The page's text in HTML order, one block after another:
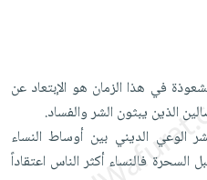
في هذا الزمان هو الإبتعاد عن
الذين يبثون الشر والفساد.
الوعي الديني بين أوساط النساء
فالنساء أكثر الناس اعتقاداً